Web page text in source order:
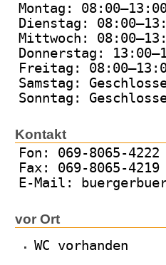
Montag:
Dienstag:
Mittwoch:
Donnerstag:
Freitag:
Samstag:
Sonntag:
Kontakt
Fon: 069-8065-4222
Fax: 069-8065-4219
E-Mail:
vor Ort
WC vorhanden